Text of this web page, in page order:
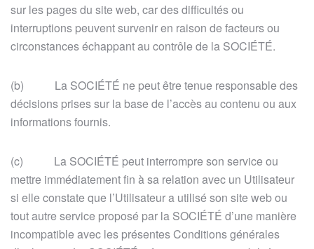
sur les pages du site web, car des difficultés ou
interruptions peuvent survenir en raison de facteurs ou
circonstances échappant au contrôle de la SOCIÉTÉ.
(b) La SOCIÉTÉ ne peut être tenue responsable des
décisions prises sur la base de l’accès au contenu ou aux
informations fournis.
(c) La SOCIÉTÉ peut interrompre son service ou
mettre immédiatement fin à sa relation avec un Utilisateur
si elle constate que l’Utilisateur a utilisé son site web ou
tout autre service proposé par la SOCIÉTÉ d’une manière
incompatible avec les présentes Conditions générales